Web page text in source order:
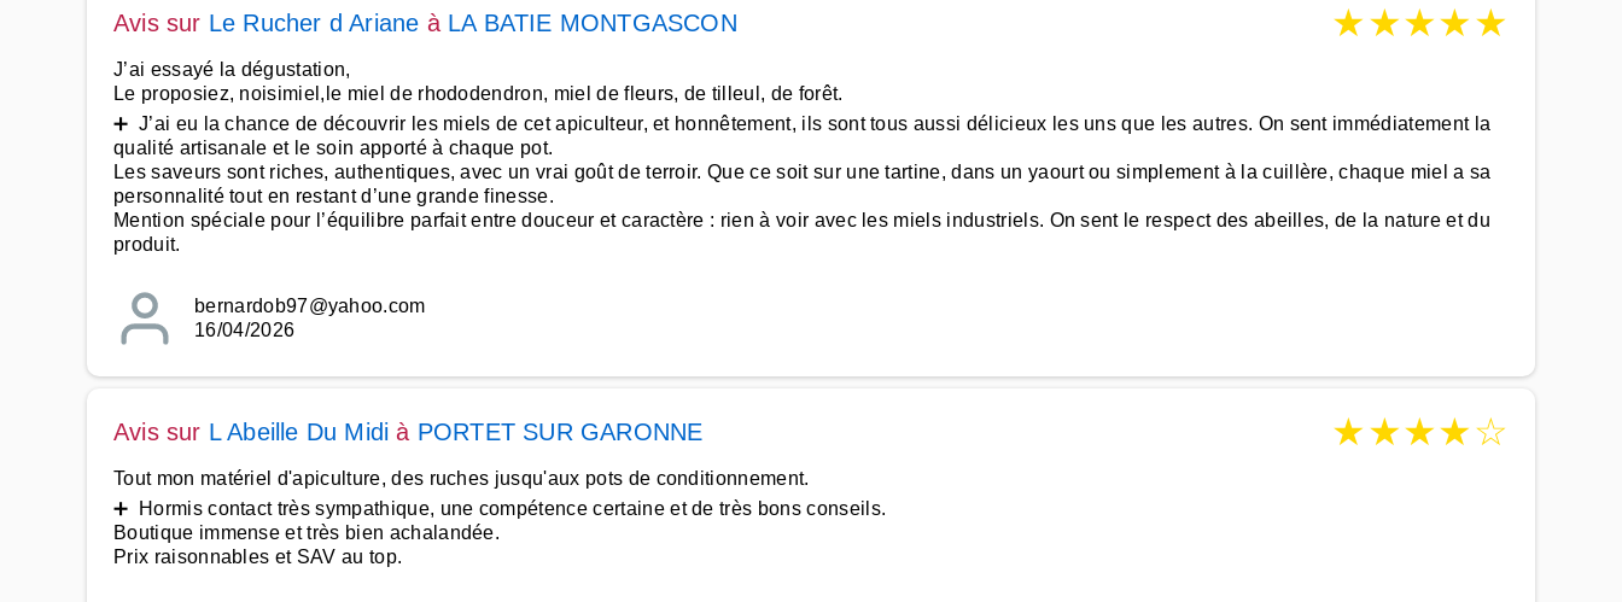
Avis sur Le Rucher d Ariane à LA BATIE MONTGASCON ★★★★★
J’ai essayé la dégustation,
Le proposiez, noisimiel,le miel de rhododendron, miel de fleurs, de tilleul, de forêt.
➕ J’ai eu la chance de découvrir les miels de cet apiculteur, et honnêtement, ils sont tous aussi délicieux les uns que les autres. On sent immédiatement la
qualité artisanale et le soin apporté à chaque pot.
Les saveurs sont riches, authentiques, avec un vrai goût de terroir. Que ce soit sur une tartine, dans un yaourt ou simplement à la cuillère, chaque miel a sa
personnalité tout en restant d’une grande finesse.
Mention spéciale pour l’équilibre parfait entre douceur et caractère : rien à voir avec les miels industriels. On sent le respect des abeilles, de la nature et du
produit.
bernardob97@yahoo.com
16/04/2026
Avis sur L Abeille Du Midi à PORTET SUR GARONNE ★★★★☆
Tout mon matériel d'apiculture, des ruches jusqu'aux pots de conditionnement.
➕ Hormis contact très sympathique, une compétence certaine et de très bons conseils.
Boutique immense et très bien achalandée.
Prix raisonnables et SAV au top.